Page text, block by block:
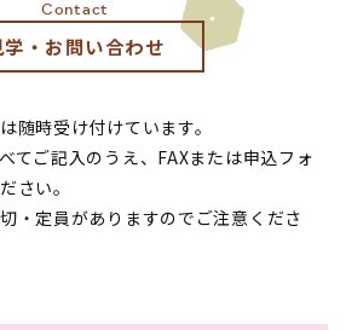
Contact
学・お問い合わせ
随時受け付けています。
てご記入のうえ、FAXまたは申込フォ
さい。
・定員がありますのでご注意くださ